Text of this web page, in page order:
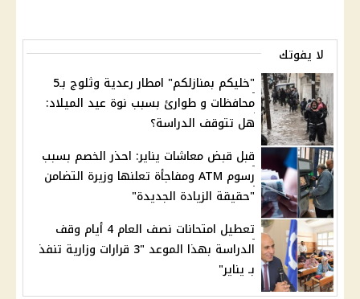
لا يفوتك
"خليكم بمنازلكم" امطار رعدية وثلوج بـ5
محافظات و طوارئ بسبب نوة عيد الميلاد:
هل تتوقف الدراسة؟
قبل قبض معاشات يناير: احذر الخصم بسبب
رسوم ATM ومفاجأة تعلنها وزيرة التضامن
"حقيقة الزيادة الجديدة"
تعطيل امتحانات نصف العام 4 أيام وقف
الدراسة بهذا الموعد "3 قرارات وزارية تنفذ
بـ يناير"